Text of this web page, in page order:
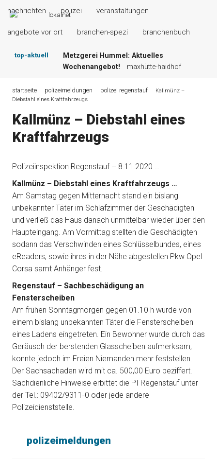
nachrichten polizei veranstaltungen
angebote vor ort branchen-spezi branchenbuch
top-aktuell
Metzgerei Hummel: Aktuelles
Wochenangebot!
maxhütte-haidhof
Grillspezialitäten u.v.m.!
kallmünz
Meindl Metzgerei: Wochen-Speisekarte
Der „deutsche Michel“ muss nun zahlen!
kommentare & serien & leserbriefe
Maxhütter Fischladen: Unser aktuelles
Nutzen Sie aktuelle Angebote Ihrer
Region!
angebote vor ort | anzeige
startseite polizeimeldungen polizei regenstauf
Kallmünz –
Diebstahl eines Kraftfahrzeugs
Kallmünz – Diebstahl eines
Kraftfahrzeugs
Polizeiinspektion Regenstauf – 8.11.2020 …
Kallmünz – Diebstahl eines Kraftfahrzeugs …
Am Samstag gegen Mitternacht stand ein bislang
unbekannter Täter im Schlafzimmer der Geschädigten
und verließ das Haus danach unmittelbar wieder über den
Haupteingang. Am Vormittag stellten die Geschädigten
sodann das Verschwinden eines Schlüsselbundes, eines
eReaders, sowie ihres in der Nähe abgestellen Pkw Opel
Corsa samt Anhänger fest.
Regenstauf – Sachbeschädigung an
Fensterscheiben
Am frühen Sonntagmorgen gegen 01.10 h wurde von
einem bislang unbekannten Täter die Fensterscheiben
eines Ladens eingetreten. Ein Bewohner wurde durch das
Geräusch der berstenden Glasscheiben aufmerksam,
konnte jedoch im Freien Niemanden mehr feststellen.
Der Sachsachaden wird mit ca. 500,00 Euro beziffert.
Sachdienliche Hinweise erbittet die PI Regenstauf unter
der Tel.: 09402/9311-0 oder jede andere
Polizeidienststelle.
polizeimeldungen